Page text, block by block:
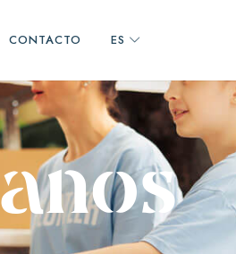
CONTACTO ES
anos